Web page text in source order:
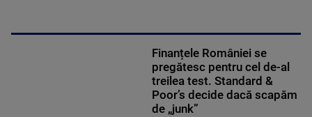
Finanțele României se
pregătesc pentru cel de-al
treilea test. Standard &
Poor’s decide dacă scapăm
de „junk”